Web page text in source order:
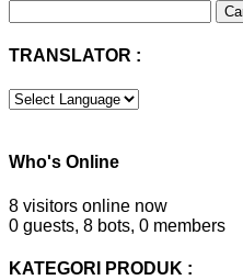
untuk:
TRANSLATOR :
Who's Online
8 visitors online now
0 guests, 8 bots, 0 members
KATEGORI PRODUK :